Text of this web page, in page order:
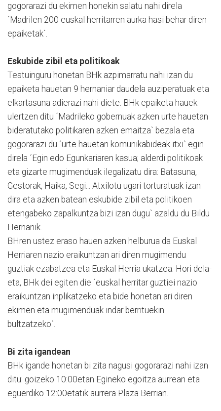
gogorarazi du ekimen honekin salatu nahi direla
´Madrilen 200 euskal herritarren aurka hasi behar diren
epaiketak`.
Eskubide zibil eta politikoak
Testuinguru honetan BHk azpimarratu nahi izan du
epaiketa hauetan 9 hernaniar daudela auziperatuak eta
elkartasuna adierazi nahi diete. BHk epaiketa hauek
ulertzen ditu ´Madrileko gobernuak azken urte hauetan
bideratutako politikaren azken emaitza` bezala eta
gogorarazi du ´urte hauetan komunikabideak itxi` egin
direla ´Egin edo Egunkariaren kasua; alderdi politikoak
eta gizarte mugimenduak ilegalizatu dira: Batasuna,
Gestorak, Haika, Segi... Atxilotu ugari torturatuak izan
dira eta azken batean eskubide zibil eta politikoen
etengabeko zapalkuntza bizi izan dugu` azaldu du Bildu
Hernanik.
BHren ustez eraso hauen azken helburua da Euskal
Herriaren nazio eraikuntzan ari diren mugimendu
guztiak ezabatzea eta Euskal Herria ukatzea. Hori dela-
eta, BHk dei egiten die ´euskal herritar guztiei nazio
eraikuntzan inplikatzeko eta bide honetan ari diren
ekimen eta mugimenduak indar berrituekin
bultzatzeko`.
Bi zita igandean
BHk igande honetan bi zita nagusi gogorarazi nahi izan
ditu: goizeko 10:00etan Egineko egoitza aurrean eta
eguerdiko 12:00etatik aurrera Plaza Berrian.